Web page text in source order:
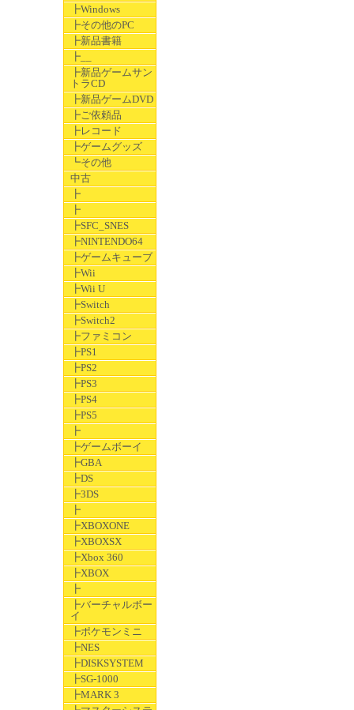
┣Windows
┣その他のPC
┣新品書籍
┣__
┣新品ゲームサン
トラCD
┣新品ゲームDVD
┣ご依頼品
┣レコード
┣ゲームグッズ
┗その他
中古
┣
┣
┣SFC_SNES
┣NINTENDO64
┣ゲームキューブ
┣Wii
┣Wii U
┣Switch
┣Switch2
┣ファミコン
┣PS1
┣PS2
┣PS3
┣PS4
┣PS5
┣
┣ゲームボーイ
┣GBA
┣DS
┣3DS
┣
┣XBOXONE
┣XBOXSX
┣Xbox 360
┣XBOX
┣
┣バーチャルボー
イ
┣ポケモンミニ
┣NES
┣DISKSYSTEM
┣SG-1000
┣MARK 3